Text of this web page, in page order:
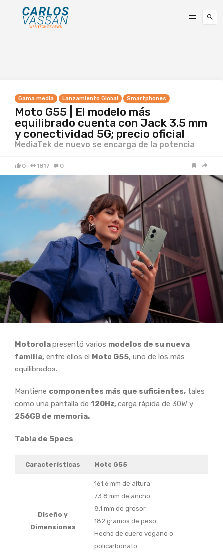
Gama media Lanzamiento Global Smartphones
Moto G55 | El modelo más
equilibrado cuenta con Jack 3.5 mm
y conectividad 5G; precio oficial
MediaTek de nuevo se encarga de la potencia
0 1817 0
Motorolapresentó varios modelos de su nueva
familia, entre ellos el Moto G55, uno de los más
equilibrados.
Mantiene componentes más que suficientes, tales
como una pantalla de 120Hz,carga rápida de 30W y
256GB de memoria.
Tabla de Specs
Características Moto G55
Diseño y
Dimensiones
161.6 mm de altura
73.8 mm de ancho
8.1 mm de grosor
182 gramos de peso
Hecho de cuero vegano o
policarbonato